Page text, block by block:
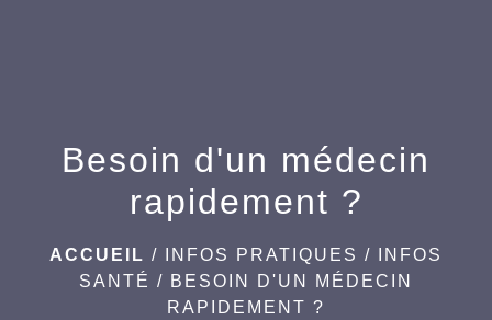
Besoin d'un médecin
rapidement ?
ACCUEIL / INFOS PRATIQUES /
INFOS
SANTÉ / BESOIN D'UN MÉDECIN
RAPIDEMENT ?